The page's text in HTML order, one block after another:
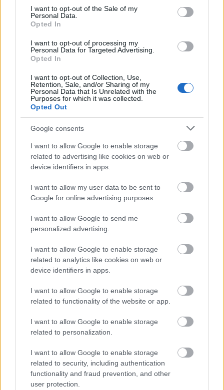
consent section.
I want to opt-out of the Sale of my
Personal Data.
Opted In
I want to opt-out of processing my
Personal Data for Targeted Advertising.
Opted In
I want to opt-out of Collection, Use,
Retention, Sale, and/or Sharing of my
Personal Data that Is Unrelated with the
Purposes for which it was collected.
Opted Out
Google consents
I want to allow Google to enable storage
related to advertising like cookies on web or
device identifiers in apps.
I want to allow my user data to be sent to
Google for online advertising purposes.
I want to allow Google to send me
personalized advertising.
I want to allow Google to enable storage
related to analytics like cookies on web or
device identifiers in apps.
I want to allow Google to enable storage
related to functionality of the website or app.
I want to allow Google to enable storage
related to personalization.
I want to allow Google to enable storage
related to security, including authentication
functionality and fraud prevention, and other
user protection.
תיאור התמונה
תצלום אוכל נוף ברזולוציה גבוהה זה מציג סידור מזמין של עלי
חסה יצירתיים המוצגים על קרש הגשה מעץ כפרי המונח על
משטח שולחן חלק בגוונים קרים. הקומפוזיציה מדגישה
מרכיבים טריים, צבעוניים ובריאים המונחים בקפידה בתוך עלי
חסה ירוקים פריכים המשמשים כעלים טבעיים. התמונה
מוארת באור טבעי רך המשפר את הטריות והמרקמים
התוססים של כל מרכיב תוך שמירה על אסתטיקה קולינרית
נקייה ומודרנית. עומק השדה הרדוד יוצר מראה צילום אוכל
מקצועי ואלגנטי, תוך שמירה על המיקוד החד של העלים
הקדמיים תוך טשטוש עדין של אלמנטים ברקע.
חסה מרובעת מסודרת באלכסון על פני קרש עץ, ויוצרת
קומפוזיציה דינמית ויזואלית המושכת את עינו של הצופה באופן
טבעי מהחזית לרקע. כל רול ממולא בנדיבות בשילוב תוסס של
מרכיבים בריאים. המליות כוללות פירורי טופו מתובלים בצבע
חום-זהוב עם ציפוי חיצוני פריך קלות, כרוב סגול מגורר דק,
רצועות גזר דקות, פלפלים אדומים חתוכים לקוביות, נתחי
אבוקדו שמנתיים, בצל ירוק פרוס ושומשום מפוזרים. מגוון
הצבעים יוצר ניגוד בולט לעלי החסה הירוקים העזים, ומדגיש את
החסה עצמה נראית פריכה ולחה, עם מרקם גלוי וקיפולים
עדינים שעוטפים את המילוי באופן טבעי. הצבע הירוק הבהיר
התמונה. המילויים מרוכזים בשכבות אמנותיות כדי לספק עומק
ויזואלי ושפע, מה שגורם לעטיפת החסה להיראות משביעה
קצוצים ומשטחי ירקות מבריקים מוסיפים ריאליזם ועושר
מישושי לסצנה.
ברקע, מעט לא בפוקוס, ניצבת קערה קטנה של רוטב טבילה